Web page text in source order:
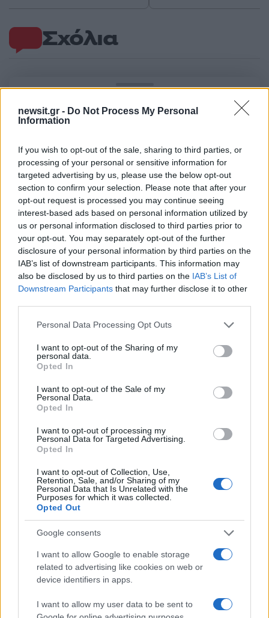
newsit.gr - Do Not Process My Personal
Information
If you wish to opt-out of the sale, sharing to third parties, or
processing of your personal or sensitive information for
targeted advertising by us, please use the below opt-out
section to confirm your selection. Please note that after your
opt-out request is processed you may continue seeing
interest-based ads based on personal information utilized by
us or personal information disclosed to third parties prior to
your opt-out. You may separately opt-out of the further
disclosure of your personal information by third parties on the
IAB’s list of downstream participants. This information may
also be disclosed by us to third parties on the IAB’s List of
Downstream Participants that may further disclose it to other
Please note that this website/app uses one or more Google
not limited to your visit or usage behaviour. You may click to
grant or deny consent to Google and its third-party tags to
use your data for below specified purposes in below Google
consent section.
Personal Data Processing Opt Outs
I want to opt-out of the Sharing of my
personal data.
Opted In
I want to opt-out of the Sale of my
Personal Data.
Opted In
I want to opt-out of processing my
Personal Data for Targeted Advertising.
Opted In
I want to opt-out of Collection, Use,
Retention, Sale, and/or Sharing of my
Personal Data that Is Unrelated with the
Purposes for which it was collected.
Opted Out
Google consents
I want to allow Google to enable storage
related to advertising like cookies on web or
device identifiers in apps.
I want to allow my user data to be sent to
Σχόλια
2000 /2000
Υποβολή σχολίου
Όροι Χρήσης. Το site προστατεύεται από reCAPTCHA, ισχύουν
Πολιτική Απορρήτου
Όροι Χρήσης της Google.
Lifestyle
ΗΘΟΠΟΙΟΣ
ΣΠΥΡΟΣ ΜΠΙΜΠΙΛΑΣ
Share:
Ακολουθήστε το Νewsit.gr στο
ενημερωθείτε πρώτοι για όλη την ειδησεογραφία και τα
Κωνσταντίνος Αργυρός και Αλεξάνδρα
Νίκα κάνουν διακοπές με πολυτελές γιοτ
με τα δύο παιδιά τους
Η Άννα Βίσση ξετρελάθηκε με μπάντα που
έπαιζε Τσιτσάνη στο Φισκάρδο και τους
Θρήνος για τον Λιονέλ Μέσι – Πέθανε ο
πατέρας του, Χόρχε
Ελίζαμπεθ Ελέτσι και Νεκτάριος Λεμονίδης
πήγαν στον Άγιο Νεκτάριο Βούλας για να